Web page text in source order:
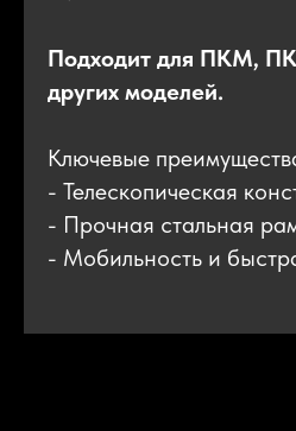
Подходит для ПКМ,
других моделей.
Ключевые
- Телескопическая
- Прочная стальная
- Мобильность и